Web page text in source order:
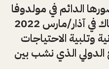
الدائم في مولدوفا
عندما أسست بعثتها هناك في آذار/مارس 2022
وتلبية الاحتياجات
الدولي الذي نشب بين